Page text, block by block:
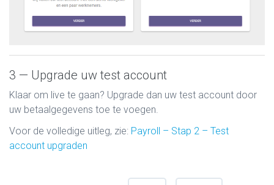
3 — Upgrade uw test account
Klaar om live te gaan? Upgrade dan uw test account door
uw betaalgegevens toe te voegen.
Voor de volledige uitleg, zie: Payroll – Stap 2 – Test
account upgraden